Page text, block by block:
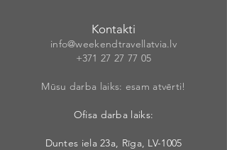
Kontakti
info@weekendtravellatvia.lv
+371 27 27 77 05
Mūsu darba laiks: esam atvērti!
Ofisa darba laiks:
Duntes iela 23a, Rīga, LV-1005